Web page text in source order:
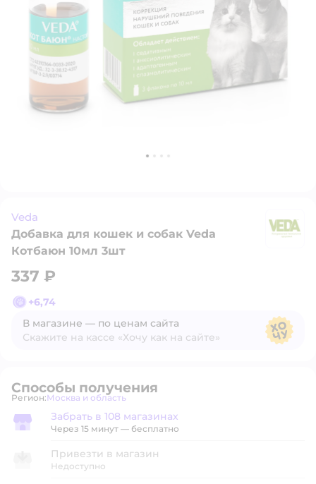
Veda
Добавка для кошек и собак Veda
Котбаюн 10мл 3шт
337 ₽
+6,74
В магазине — по ценам сайта
Скажите на кассе «Хочу как на сайте»
Способы получения
Регион: Выбор адреса доставки.
Москва и область
Забрать в магазине
Забрать в 108 магазинах
Через 15 минут — бесплатно
Привезти в магазин
Недоступно